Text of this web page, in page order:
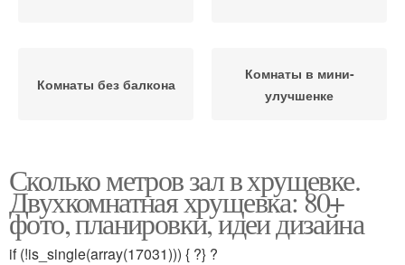
Комнаты без балкона
Комнаты в мини-
улучшенке
Сколько метров зал в хрущевке.
Двухкомнатная хрущевка: 80+
фото, планировки, идеи дизайна
if (!is_single(array(17031))) { ?} ?